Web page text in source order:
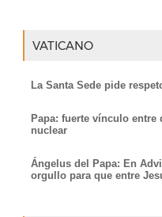
VATICANO
La Santa Sede pide
Papa: fuerte vínculo entre
nuclear
Ángelus del Papa: En
orgullo para que entre